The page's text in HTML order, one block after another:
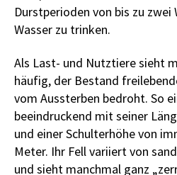
Durstperioden von bis zu zwei
Wasser zu trinken.
Als Last- und Nutztiere sieht
häufig, der Bestand
vom Aussterben bedroht. So
beeindruckend mit seiner
und einer Schulterhöhe von
Meter. Ihr Fell variiert von
und sieht manchmal ganz